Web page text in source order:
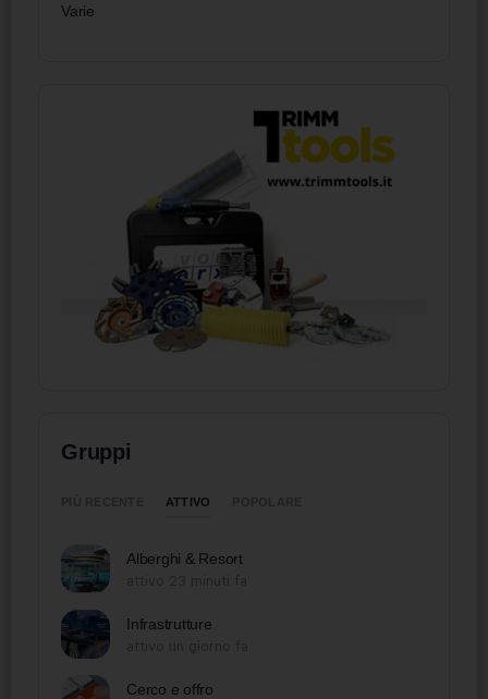
Varie
Gruppi
ATTIVO
Alberghi & Resort
Infrastrutture
Cerco e offro